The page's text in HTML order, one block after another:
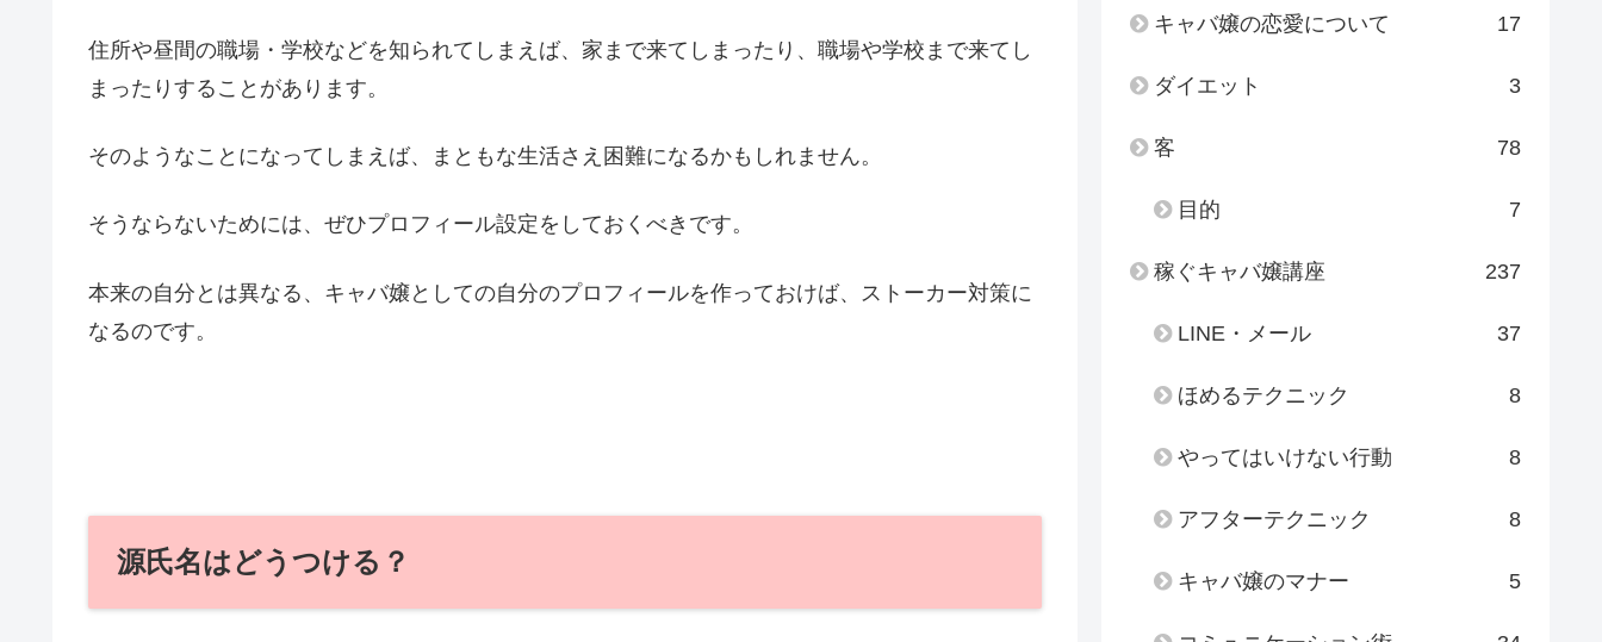
住所や昼間の職場・学校などを知られてしまえば、家まで来てしまったり、職場や学校まで来てし
まったりすることがあります。
そのようなことになってしまえば、まともな生活さえ困難になるかもしれません。
そうならないためには、ぜひプロフィール設定をしておくべきです。
本来の自分とは異なる、キャバ嬢としての自分のプロフィールを作っておけば、ストーカー対策に
なるのです。
源氏名はどうつける？
キャバ嬢の恋愛について 17
ダイエット 3
客 78
目的 7
稼ぐキャバ嬢講座 237
LINE・メール 37
ほめるテクニック 8
やってはいけない行動 8
アフターテクニック 8
キャバ嬢のマナー 5